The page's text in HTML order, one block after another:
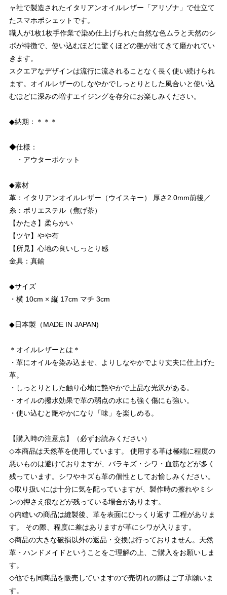
ャ社で製造されたイタリアンオイルレザー「アリゾナ」で仕立て
たスマホポシェットです。
職人が1枚1枚手作業で染め仕上げられた自然な色ムラと天然のシ
ボが特徴で、使い込むほどに驚くほどの艶が出てきて磨かれてい
きます。
スクエアなデザインは流行に流されることなく長く使い続けられ
ます。オイルレザーのしなやかでしっとりとした風合いと使い込
むほどに深みの増すエイジングを存分にお楽しみください。
◆納期：＊＊＊
◆仕様：
・アウターポケット
◆素材
革：イタリアンオイルレザー（ウイスキー） 厚さ2.0mm前後／
糸：ポリエステル（焦げ茶）
【かたさ】柔らかい
【ツヤ】やや有
【所見】心地の良いしっとり感
金具：真鍮
◆サイズ
・横 10cm × 縦 17cm マチ 3cm
◆日本製（MADE IN JAPAN)
＊オイルレザーとは＊
・革にオイルを染み込ませ、よりしなやかでより丈夫に仕上げた
革。
・しっとりとした触り心地に艶やかで上品な光沢がある。
・オイルの撥水効果で革の弱点の水にも強く傷にも強い。
・使い込むと艶やかになり「味」を楽しめる。
【購入時の注意点】（必ずお読みください）
◇本商品は天然革を使用しています。 使用する革は極端に程度の
悪いものは避けておりますが、バラキズ・シワ・血筋などが多く
残っています。シワやキズも革の個性としてお愉しみください。
◇取り扱いには十分に気を配っていますが、製作時の擦れやミシ
ンの押さえ痕などが残っている場合があります。
◇内縫いの商品は縫製後、革を表面にひっくり返す 工程がありま
す。 その際、程度に差はありますが革にシワが入ります。
◇商品の大きな破損以外の返品・交換は行っておりません。天然
革・ハンドメイドということをご理解の上、ご購入をお願いしま
す。
◇他でも同商品を販売していますので売切れの際はご了承願いま
す。